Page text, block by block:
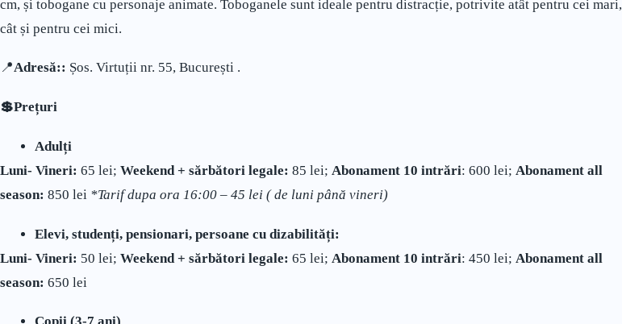
cm, și tobogane cu personaje animate. Toboganele sunt ideale pentru distracție, potrivite atât pentru cei mari,
cât și pentru cei mici.
📍Adresă:: Șos. Virtuții nr. 55, București .
💲Prețuri
Adulți
Luni- Vineri: 65 lei; Weekend + sărbători legale: 85 lei; Abonament 10 intrări: 600 lei; Abonament all
season: 850 lei *Tarif dupa ora 16:00 – 45 lei ( de luni până vineri)
Elevi, studenți, pensionari, persoane cu dizabilități:
Luni- Vineri: 50 lei; Weekend + sărbători legale: 65 lei; Abonament 10 intrări: 450 lei; Abonament all
season: 650 lei